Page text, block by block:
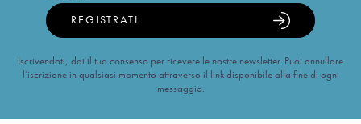
REGISTRATI
Iscrivendoti, dai il tuo consenso per ricevere le nostre newsletter. Puoi annullare
l’iscrizione in qualsiasi momento attraverso il link disponibile alla fine di ogni
messaggio.